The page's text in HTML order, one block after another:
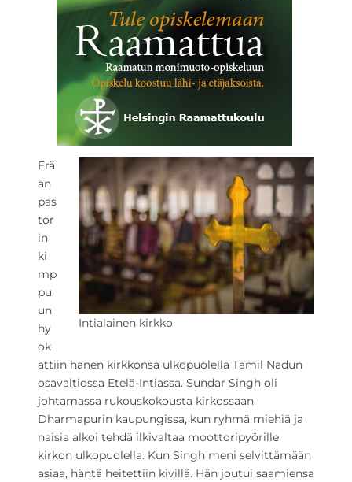
Intialainen kirkko
Erä
än
pas
tor
in
ki
mp
pu
un
hy
ök
ättiin hänen kirkkonsa ulkopuolella Tamil Nadun
osavaltiossa Etelä-Intiassa. Sundar Singh oli
johtamassa rukouskokousta kirkossaan
Dharmapurin kaupungissa, kun ryhmä miehiä ja
naisia alkoi tehdä ilkivaltaa moottoripyörille
kirkon ulkopuolella. Kun Singh meni selvittämään
asiaa, häntä heitettiin kivillä. Hän joutui saamiensa